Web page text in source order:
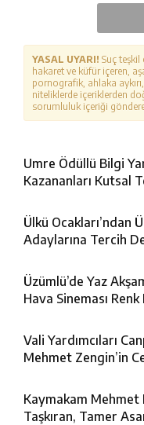
YASAL UYARI! Suç teşkil
hakaret ve küfür içeren,
pornografik, ahlaka
niteliklerde içeriklerden
sorumluluk içeriği
Umre Ödüllü Bilgi
Kazananları Kutsal
Ülkü Ocakları’ndan
Adaylarına Tercih
Üzümlü’de Yaz
Hava Sineması Renk
Vali Yardımcıları
Mehmet Zengin’in
Kaymakam Mehmet
Taşkıran, Tamer